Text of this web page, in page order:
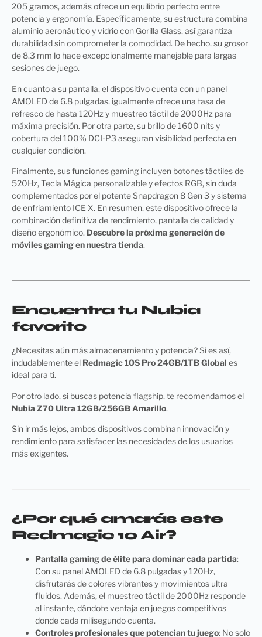
205 gramos, además ofrece un equilibrio perfecto entre
potencia y ergonomía. Específicamente, su estructura combina
aluminio aeronáutico y vidrio con Gorilla Glass, así garantiza
durabilidad sin comprometer la comodidad. De hecho, su grosor
de 8.3 mm lo hace excepcionalmente manejable para largas
sesiones de juego.
En cuanto a su pantalla, el dispositivo cuenta con un panel
AMOLED de 6.8 pulgadas, igualmente ofrece una tasa de
refresco de hasta 120Hz y muestreo táctil de 2000Hz para
máxima precisión. Por otra parte, su brillo de 1600 nits y
cobertura del 100% DCI-P3 aseguran visibilidad perfecta en
cualquier condición.
Finalmente, sus funciones gaming incluyen botones táctiles de
520Hz, Tecla Mágica personalizable y efectos RGB, sin duda
complementados por el potente Snapdragon 8 Gen 3 y sistema
de enfriamiento ICE X. En resumen, este dispositivo ofrece la
combinación definitiva de rendimiento, pantalla de calidad y
diseño ergonómico. Descubre la próxima generación de
móviles gaming en nuestra tienda.
Encuentra tu Nubia
favorito
¿Necesitas aún más almacenamiento y potencia? Si es así,
indudablemente el Redmagic 10S Pro 24GB/1TB Global es
ideal para ti.
Por otro lado, si buscas potencia flagship, te recomendamos el
Nubia Z70 Ultra 12GB/256GB Amarillo.
Sin ir más lejos, ambos dispositivos combinan innovación y
rendimiento para satisfacer las necesidades de los usuarios
más exigentes.
¿Por qué amarás este
Redmagic 10 Air?
Pantalla gaming de élite para dominar cada partida:
Con su panel AMOLED de 6.8 pulgadas y 120Hz,
disfrutarás de colores vibrantes y movimientos ultra
fluidos. Además, el muestreo táctil de 2000Hz responde
al instante, dándote ventaja en juegos competitivos
donde cada milisegundo cuenta.
Controles profesionales que potencian tu juego: No solo